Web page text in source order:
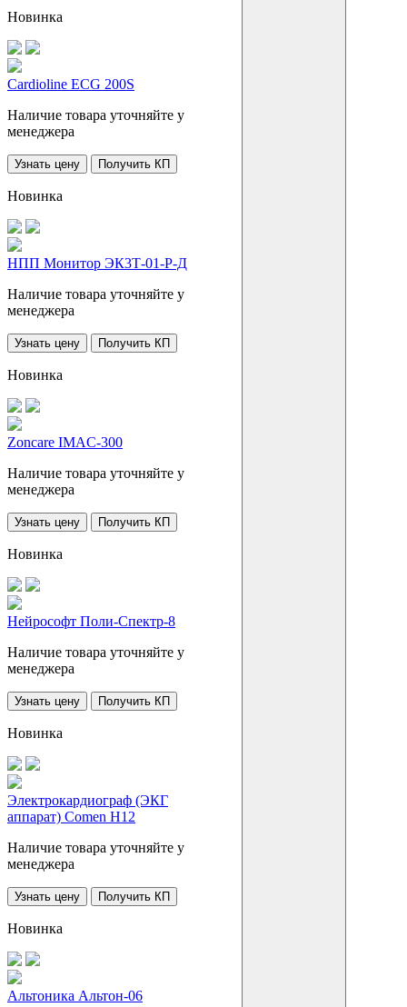
Новинка
Cardioline ECG 200S
Наличие товара уточняйте у
менеджера
Узнать цену Получить КП
Новинка
НПП Монитор ЭК3Т-01-Р-Д
Наличие товара уточняйте у
менеджера
Узнать цену Получить КП
Новинка
Zoncare IMAC-300
Наличие товара уточняйте у
менеджера
Узнать цену Получить КП
Новинка
Нейрософт Поли-Спектр-8
Наличие товара уточняйте у
менеджера
Узнать цену Получить КП
Новинка
Электрокардиограф (ЭКГ
аппарат) Comen H12
Наличие товара уточняйте у
менеджера
Узнать цену Получить КП
Новинка
Альтоника Альтон-06